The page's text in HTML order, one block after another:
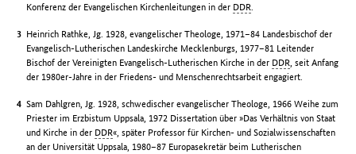
Konferenz der Evangelischen Kirchenleitungen in der DDR.
Heinrich Rathke, Jg. 1928, evangelischer Theologe, 1971–84 Landesbischof der
Evangelisch-Lutherischen Landeskirche Mecklenburgs, 1977–81 Leitender
Bischof der Vereinigten Evangelisch-Lutherischen Kirche in der DDR, seit Anfang
der 1980er-Jahre in der Friedens- und Menschenrechtsarbeit engagiert.
Sam Dahlgren, Jg. 1928, schwedischer evangelischer Theologe, 1966 Weihe zum
Priester im Erzbistum Uppsala, 1972 Dissertation über »Das Verhältnis von Staat
und Kirche in der DDR«, später Professor für Kirchen- und Sozialwissenschaften
an der Universität Uppsala, 1980–87 Europasekretär beim Lutherischen